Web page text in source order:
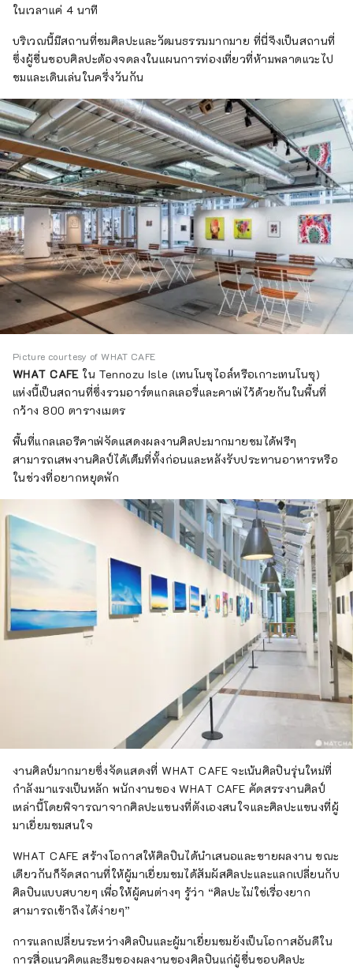
ในเวลาแค่ 4 นาที
บริเวณนี้มีสถานที่ชมศิลปะและวัฒนธรรมมากมาย ที่นี่จึงเป็นสถานที่
ซึ่งผู้ชื่นชอบศิลปะต้องจดลงในแผนการท่องเที่ยวที่ห้ามพลาดแวะไป
ชมและเดินเล่นในครึ่งวันกัน
Picture courtesy of WHAT CAFE
WHAT CAFEใน Tennozu Isle (เทนโนซุไอล์หรือเกาะเทนโนซุ)
แห่งนี้เป็นสถานที่ซึ่งรวมอาร์ตแกลเลอรี่และคาเฟ่ไว้ด้วยกันในพื้นที่
กว้าง 800 ตารางเมตร
พื้นที่แกลเลอรีคาเฟ่จัดแสดงผลงานศิลปะมากมายชมได้ฟรีๆ
สามารถเสพงานศิลป์ได้เต็มที่ทั้งก่อนและหลังรับประทานอาหารหรือ
ในช่วงที่อยากหยุดพัก
งานศิลป์มากมายซึ่งจัดแสดงที่ WHAT CAFE จะเน้นศิลปินรุ่นใหม่ที่
กำลังมาแรงเป็นหลัก พนักงานของ WHAT CAFE คัดสรรงานศิลป์
เหล่านี้โดยพิจารณาจากศิลปะแขนงที่ตังเองสนใจและศิลปะแขนงที่ผู้
มาเยี่ยมชมสนใจ
WHAT CAFE สร้างโอกาสให้ศิลปินได้นำเสนอและขายผลงาน ขณะ
เดียวกันก็จัดสถานที่ให้ผู้มาเยี่ยมชมได้สัมผัสศิลปะและแลกเปลี่ยนกับ
ศิลปินแบบสบายๆ เพื่อให้ผู้คนต่างๆ รู้ว่า “ศิลปะไม่ใช่เรื่องยาก
สามารถเข้าถึงได้ง่ายๆ”
การแลกเปลี่ยนระหว่างศิลปินและผู้มาเยี่ยมชมยังเป็นโอกาสอันดีใน
การสื่อแนวคิดและธีมของผลงานของศิลปินแก่ผู้ชื่นชอบศิลปะ